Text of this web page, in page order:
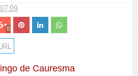
14 Nov
07:09
0
de Cauresma